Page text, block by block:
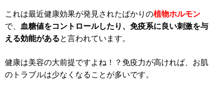
これは最近健康効果が発見されたばかりの植物ホルモン
で、
血糖値をコントロールしたり、免疫系に良い刺激を与
える効能があると言われています。
健康は美容の大前提ですよね！？免疫力が高ければ、お肌
のトラブルは少なくなることが多いです。